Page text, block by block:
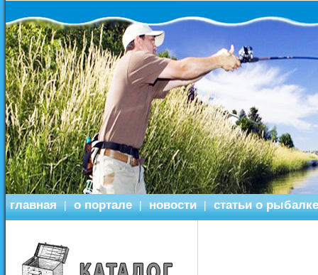
главная | о портале | новости | статьи о рыбалке